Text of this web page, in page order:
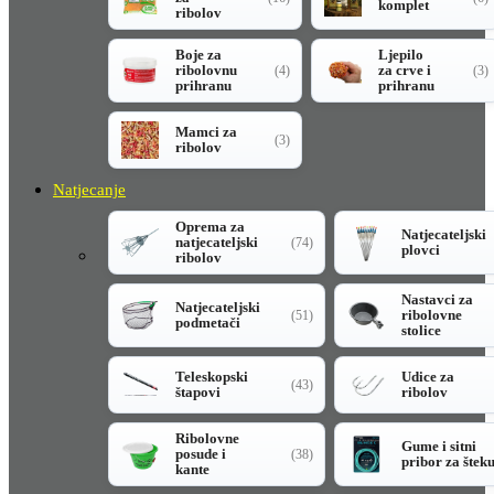
ribolov
komplet
Boje za
ribolovnu
prihranu
(4)
Ljepilo
za crve i
prihranu
(3)
Mamci za
ribolov
(3)
Natjecanje
Oprema za
natjecateljski
ribolov
(74)
Natjecateljski
plovci
Natjecateljski
podmetači
(51)
Nastavci za
ribolovne
stolice
Teleskopski
štapovi
(43)
Udice za
ribolov
Ribolovne
posude i
kante
(38)
Gume i sitni
pribor za šteku